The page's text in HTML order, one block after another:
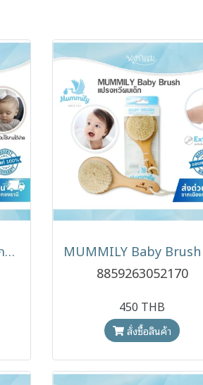
Tommee Tippee ชุดอุปกรณ์ดูแลเด็ก กรรไกรตัดเล็บ Baby Healthcare Kit 9 ชิ้น
8859263052170
450 THB
สั่งซื้อสินค้า